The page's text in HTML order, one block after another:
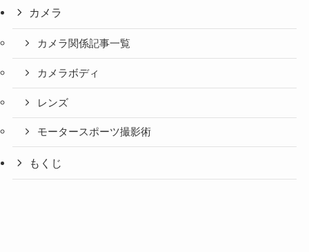
カメラ
カメラ関係記事一覧
カメラボディ
レンズ
モータースポーツ撮影術
もくじ